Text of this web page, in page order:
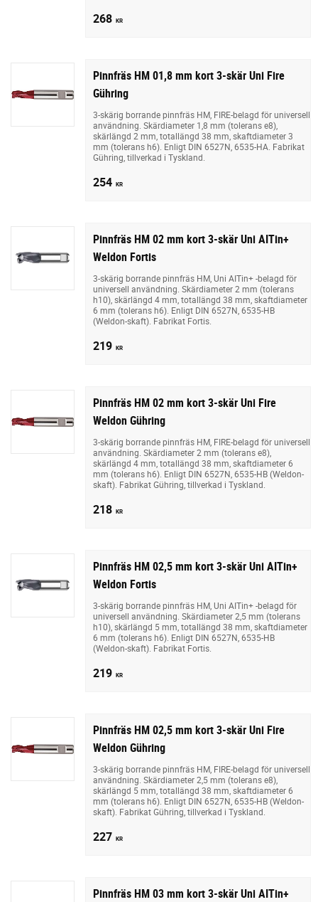
268 KR
Pinnfräs HM 01,8 mm kort 3-skär Uni Fire
Gühring
3-skärig borrande pinnfräs HM, FIRE-belagd för universell
användning. Skärdiameter 1,8 mm (tolerans e8),
skärlängd 2 mm, totallängd 38 mm, skaftdiameter 3
mm (tolerans h6). Enligt DIN 6527N, 6535-HA. Fabrikat
Gühring, tillverkad i Tyskland.
254 KR
Pinnfräs HM 02 mm kort 3-skär Uni AITin+
Weldon Fortis
3-skärig borrande pinnfräs HM, Uni AITin+ -belagd för
universell användning. Skärdiameter 2 mm (tolerans
h10), skärlängd 4 mm, totallängd 38 mm, skaftdiameter
6 mm (tolerans h6). Enligt DIN 6527N, 6535-HB
(Weldon-skaft). Fabrikat Fortis.
219 KR
Pinnfräs HM 02 mm kort 3-skär Uni Fire
Weldon Gühring
3-skärig borrande pinnfräs HM, FIRE-belagd för universell
användning. Skärdiameter 2 mm (tolerans e8),
skärlängd 4 mm, totallängd 38 mm, skaftdiameter 6
mm (tolerans h6). Enligt DIN 6527N, 6535-HB (Weldon-
skaft). Fabrikat Gühring, tillverkad i Tyskland.
218 KR
Pinnfräs HM 02,5 mm kort 3-skär Uni AITin+
Weldon Fortis
3-skärig borrande pinnfräs HM, Uni AITin+ -belagd för
universell användning. Skärdiameter 2,5 mm (tolerans
h10), skärlängd 5 mm, totallängd 38 mm, skaftdiameter
6 mm (tolerans h6). Enligt DIN 6527N, 6535-HB
(Weldon-skaft). Fabrikat Fortis.
219 KR
Pinnfräs HM 02,5 mm kort 3-skär Uni Fire
Weldon Gühring
3-skärig borrande pinnfräs HM, FIRE-belagd för universell
användning. Skärdiameter 2,5 mm (tolerans e8),
skärlängd 5 mm, totallängd 38 mm, skaftdiameter 6
mm (tolerans h6). Enligt DIN 6527N, 6535-HB (Weldon-
skaft). Fabrikat Gühring, tillverkad i Tyskland.
227 KR
Pinnfräs HM 03 mm kort 3-skär Uni AITin+